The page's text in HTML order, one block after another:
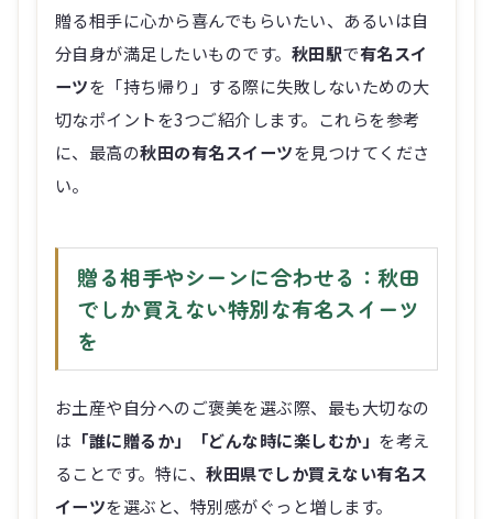
贈る相手に心から喜んでもらいたい、あるいは自
分自身が満足したいものです。 秋田駅で有名スイ
ーツを「持ち帰り」する際に失敗しないための大
切なポイントを3つご紹介します。これらを参考
に、最高の秋田の有名スイーツを見つけてくださ
い。
贈る相手やシーンに合わせる：秋田
でしか買えない特別な有名スイーツ
を
お土産や自分へのご褒美を選ぶ際、最も大切なの
は 「誰に贈るか」「どんな時に楽しむか」 を考え
ることです。特に、秋田県でしか買えない有名ス
イーツを選ぶと、特別感がぐっと増します。